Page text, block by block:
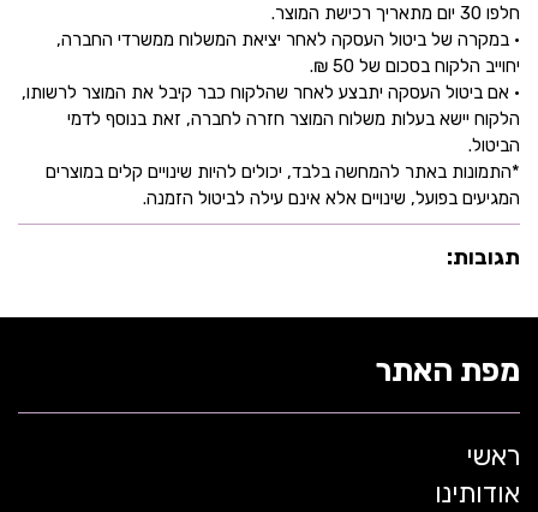
חלפו 30 יום מתאריך רכישת המוצר.
• במקרה של ביטול העסקה לאחר יציאת המשלוח ממשרדי החברה,
יחוייב הלקוח בסכום של 50 ₪.
• אם ביטול העסקה יתבצע לאחר שהלקוח כבר קיבל את המוצר לרשותו,
הלקוח יישא בעלות משלוח המוצר חזרה לחברה, זאת בנוסף לדמי
הביטול.
*התמונות באתר להמחשה בלבד, יכולים להיות שינויים קלים במוצרים
המגיעים בפועל, שינויים אלא אינם עילה לביטול הזמנה.
תגובות:
מפת האתר
ראשי
אודותינו